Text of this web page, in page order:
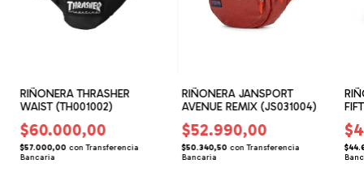
RIÑONERA THRASHER
WAIST (TH001002)
$60.000,00
$57.000,00 con Transferencia
Bancaria
RIÑONERA JANSPORT
AVENUE REMIX (JS031004)
$52.990,00
$50.340,50 con Transferencia
Bancaria